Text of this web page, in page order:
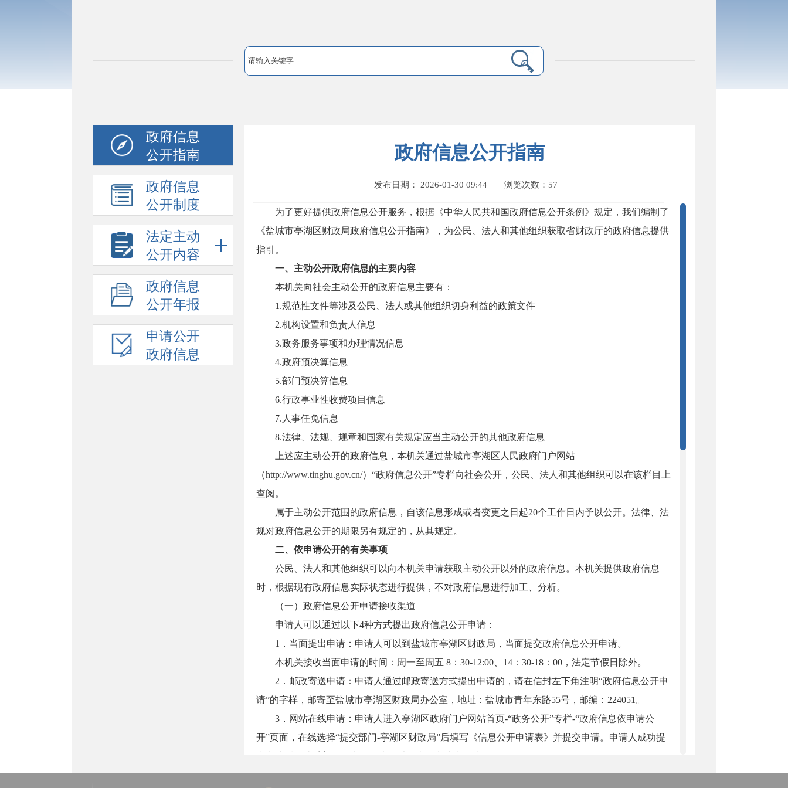
政府信息
公开指南
政府信息
公开制度
法定主动
公开内容
政府信息
公开年报
申请公开
政府信息
政府信息公开指南
发布日期： 2026-01-30 09:44 浏览次数： 57
为了更好提供政府信息公开服务，根据《中华人民共和国政府信息公开条例》规定，我们编制了
《盐城市亭湖区财政局政府信息公开指南》，为公民、法人和其他组织获取省财政厅的政府信息提供
指引。
一、主动公开政府信息的主要内容
本机关向社会主动公开的政府信息主要有：
1.规范性文件等涉及公民、法人或其他组织切身利益的政策文件
2.机构设置和负责人信息
3.政务服务事项和办理情况信息
4.政府预决算信息
5.部门预决算信息
6.行政事业性收费项目信息
7.人事任免信息
8.法律、法规、规章和国家有关规定应当主动公开的其他政府信息
上述应主动公开的政府信息，本机关通过盐城市亭湖区人民政府门户网站
（http://www.tinghu.gov.cn/）“政府信息公开”专栏向社会公开，公民、法人和其他组织可以在该栏目上
查阅。
属于主动公开范围的政府信息，自该信息形成或者变更之日起20个工作日内予以公开。法律、法
规对政府信息公开的期限另有规定的，从其规定。
二、依申请公开的有关事项
公民、法人和其他组织可以向本机关申请获取主动公开以外的政府信息。本机关提供政府信息
时，根据现有政府信息实际状态进行提供，不对政府信息进行加工、分析。
（一）政府信息公开申请接收渠道
申请人可以通过以下4种方式提出政府信息公开申请：
1 ．当面提出申请：申请人可以到盐城市亭湖区财政局，当面提交政府信息公开申请。
本机关接收当面申请的时间：周一至周五 8：30-12:00、14：30-18：00，法定节假日除外。
2 ．邮政寄送申请：申请人通过邮政寄送方式提出申请的，请在信封左下角注明“政府信息公开申
请”的字样，邮寄至盐城市亭湖区财政局办公室，地址：盐城市青年东路55号，邮编：224051。
3 ．网站在线申请：申请人进入亭湖区政府门户网站首页-“政务公开”专栏-“政府信息依申请公
开”页面，在线选择“提交部门-亭湖区财政局”后填写《信息公开申请表》并提交申请。申请人成功提
交申请后，请妥善保存电子回执，以便查询申请办理情况。
4．传真发送申请：申请人通过传真方式提出申请的，请相应注明“政府信息公开申请”的字样，传